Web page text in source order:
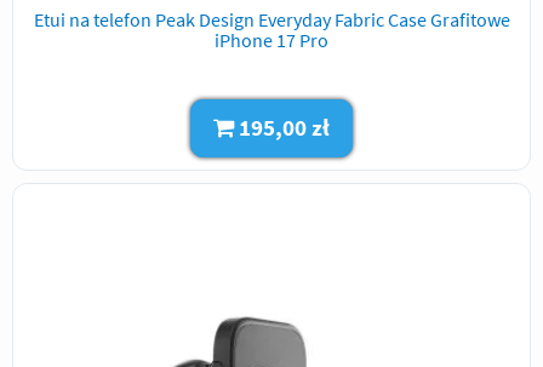
Etui na telefon Peak Design Everyday Fabric Case Grafitowe
iPhone 17 Pro
195,00 zł